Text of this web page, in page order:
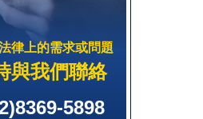
律上的需求或問題
與我們聯絡
5898